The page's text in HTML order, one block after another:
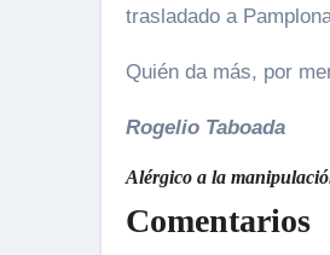
trasladado a
Quién da más, por
Rogelio Taboada
Alérgico a la
Comentarios